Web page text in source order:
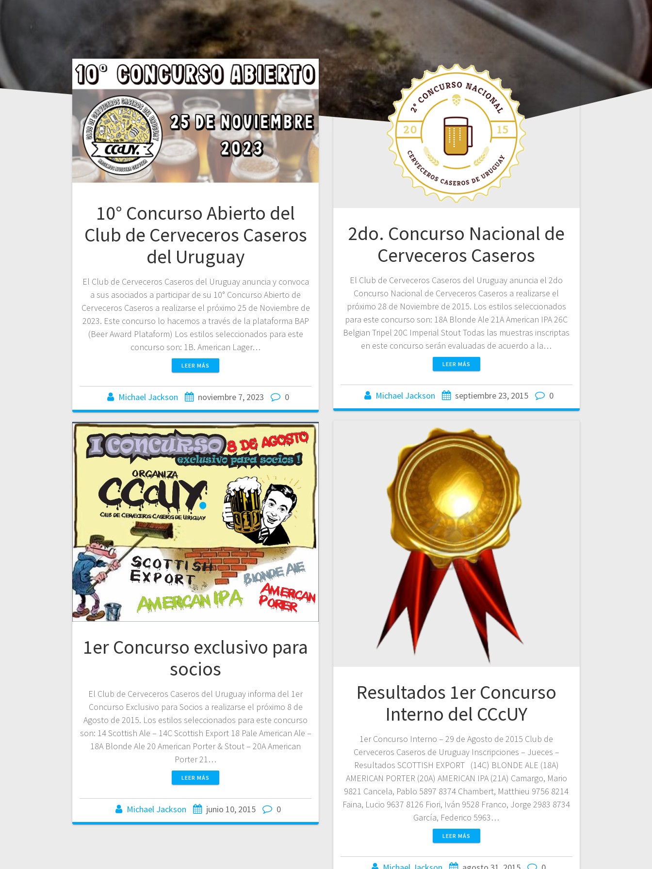
10° Concurso Abierto del
Club de Cerveceros Caseros
del Uruguay
El Club de Cerveceros Caseros del Uruguay anuncia y convoca
a sus asociados a participar de su 10° Concurso Abierto de
Cerveceros Caseros a realizarse el próximo 25 de Noviembre de
2023. Este concurso lo hacemos a través de la plataforma BAP
(Beer Award Plataform) Los estilos seleccionados para este
concurso son: 1B. American Lager…
LEER MÁS
Michael Jackson noviembre 7, 2023 0
2do. Concurso Nacional de
Cerveceros Caseros
El Club de Cerveceros Caseros del Uruguay anuncia el 2do
Concurso Nacional de Cerveceros Caseros a realizarse el
próximo 28 de Noviembre de 2015. Los estilos seleccionados
para este concurso son: 18A Blonde Ale 21A American IPA 26C
Belgian Tripel 20C Imperial Stout Todas las muestras inscriptas
en este concurso serán evaluadas de acuerdo a la…
LEER MÁS
Michael Jackson septiembre 23, 2015 0
Resultados 1er Concurso
Interno del CCcUY
1er Concurso Interno – 29 de Agosto de 2015 Club de
Cerveceros Caseros de Uruguay Inscripciones – Jueces –
Resultados SCOTTISH EXPORT (14C) BLONDE ALE (18A)
AMERICAN PORTER (20A) AMERICAN IPA (21A) Camargo, Mario
9821 Cancela, Pablo 5897 8374 Chambert, Matthieu 9756 8214
Faina, Lucio 9637 8126 Fiori, Iván 9528 Franco, Jorge 2983 8734
García, Federico 5963…
LEER MÁS
1er Concurso exclusivo para
socios
El Club de Cerveceros Caseros del Uruguay informa del 1er
Concurso Exclusivo para Socios a realizarse el próximo 8 de
Agosto de 2015. Los estilos seleccionados para este concurso
son: 14 Scottish Ale – 14C Scottish Export 18 Pale American Ale –
18A Blonde Ale 20 American Porter & Stout – 20A American
Porter 21…
LEER MÁS
Michael Jackson junio 10, 2015 0